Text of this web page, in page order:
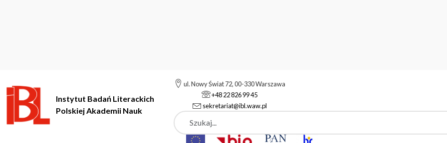
Instytut Badań Literackich
Polskiej Akademii Nauk
ul. Nowy Świat 72, 00-330 Warszawa
+48 22 826 99 45
sekretariat@ibl.waw.pl
Szukaj
Instytut Badań Literackich Polskiej Akademii Nauk Instytut